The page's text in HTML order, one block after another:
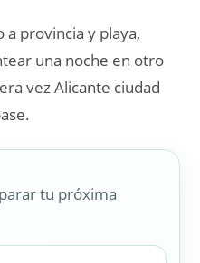
y otros
en Booking.com.
Booking.com→
monumentos,
con
los principales